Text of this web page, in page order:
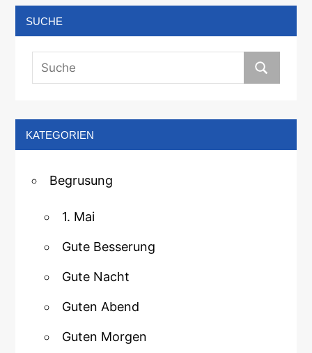
SUCHE
KATEGORIEN
Begrusung
1. Mai
Gute Besserung
Gute Nacht
Guten Abend
Guten Morgen